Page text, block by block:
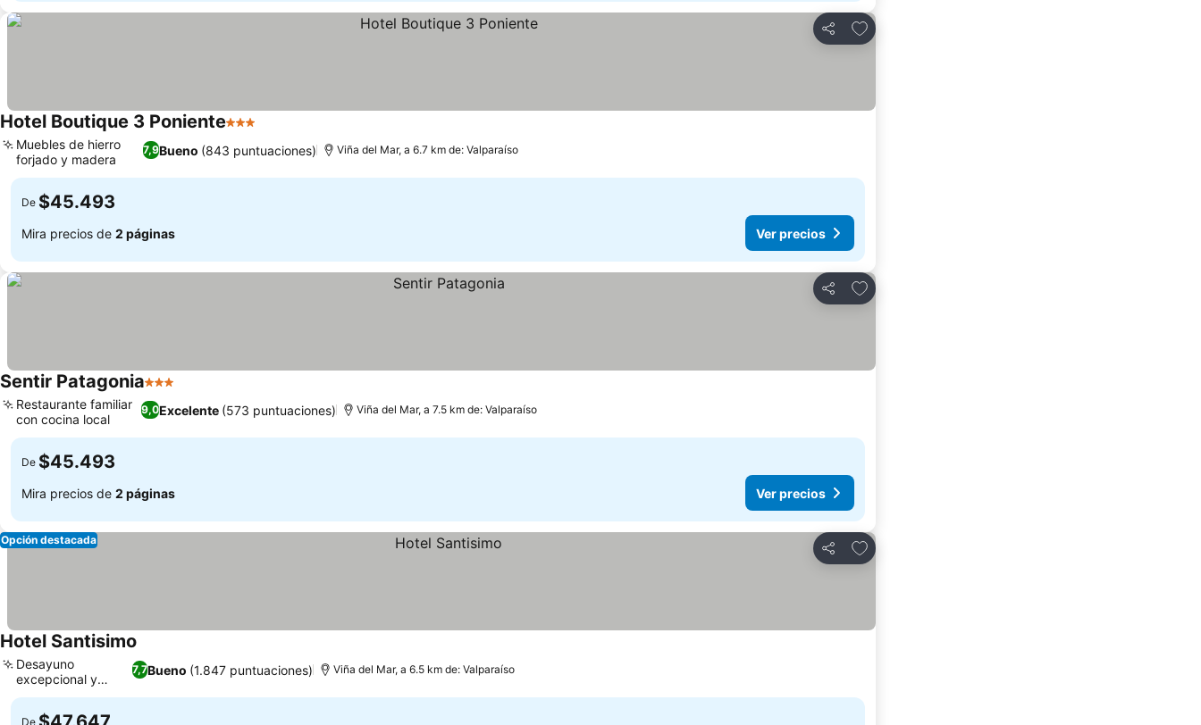
Compartir
Agregar a favoritos
Hotel Boutique 3 Poniente3 Estrellas
7,9Bueno (843 puntuaciones)
Muebles de hierro
forjado y madera
Viña del Mar, a 6.7 km de: Valparaíso
De $45.493
Mira precios de 2 páginas Ver precios
Compartir
Agregar a favoritos
Sentir Patagonia3 Estrellas
9,0Excelente (573 puntuaciones)
Restaurante familiar
con cocina local
Viña del Mar, a 7.5 km de: Valparaíso
De $45.493
Mira precios de 2 páginas Ver precios
Compartir
Agregar a favoritos
Opción destacada
Hotel Santisimo
7,7Bueno (1.847 puntuaciones)
Desayuno
excepcional y
variado
Viña del Mar, a 6.5 km de: Valparaíso
De